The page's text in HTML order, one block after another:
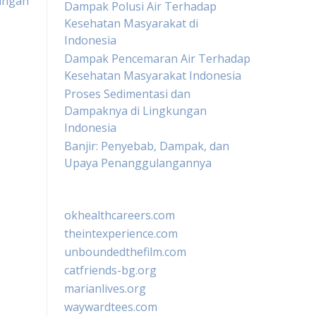
Dampak Polusi Air Terhadap
Kesehatan Masyarakat di
Indonesia
Dampak Pencemaran Air Terhadap
Kesehatan Masyarakat Indonesia
Proses Sedimentasi dan
Dampaknya di Lingkungan
Indonesia
Banjir: Penyebab, Dampak, dan
Upaya Penanggulangannya
okhealthcareers.com
theintexperience.com
unboundedthefilm.com
catfriends-bg.org
marianlives.org
waywardtees.com